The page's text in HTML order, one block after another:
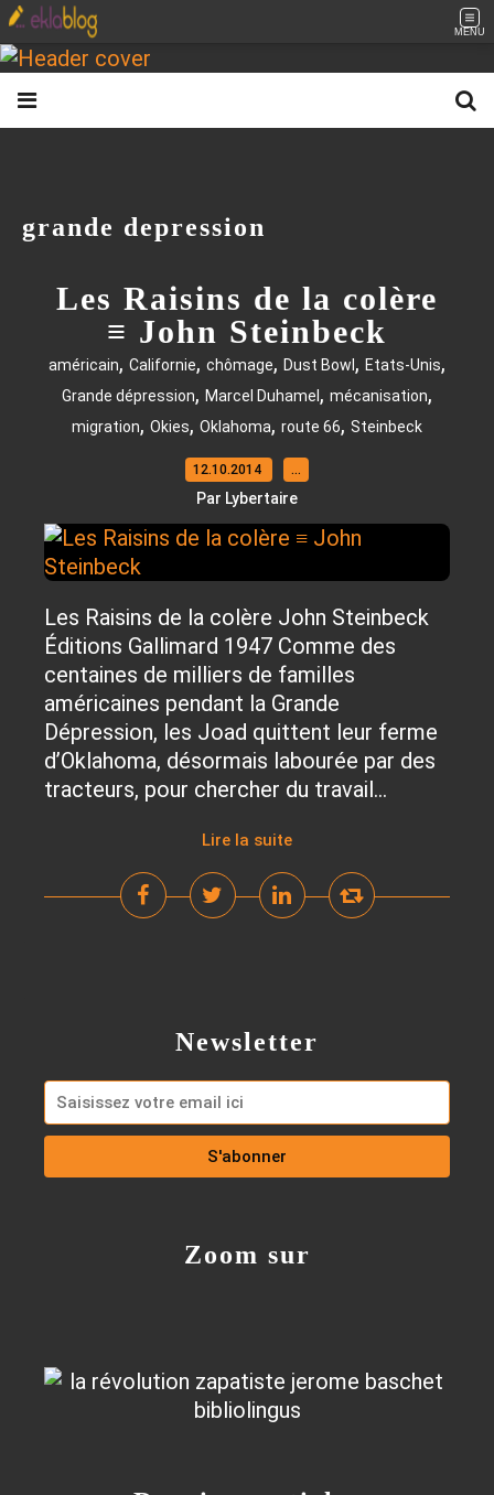
MENU
grande depression
Les Raisins de la colère
≡ John Steinbeck
américain, Californie, chômage, Dust Bowl , Etats-Unis,
Grande dépression, Marcel Duhamel , mécanisation,
migration, Okies, Oklahoma, route 66, Steinbeck
12.10.2014 …
Par Lybertaire
Les Raisins de la colère John Steinbeck
Éditions Gallimard 1947 Comme des
centaines de milliers de familles
américaines pendant la Grande
Dépression, les Joad quittent leur ferme
d’Oklahoma, désormais labourée par des
tracteurs, pour chercher du travail...
Lire la suite
Newsletter
Zoom sur